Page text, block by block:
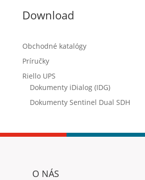
Download
Obchodné katalógy
Príručky
Riello UPS
Dokumenty iDialog (IDG)
Dokumenty Sentinel Dual SDH
O NÁS